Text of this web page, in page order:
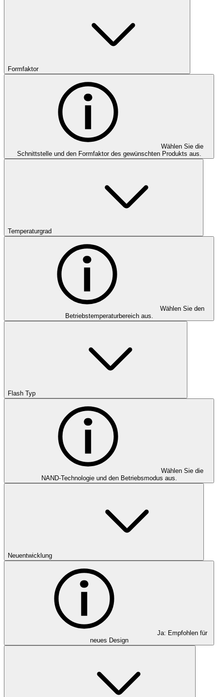
Formfaktor
Wählen Sie die
Schnittstelle und den Formfaktor des gewünschten Produkts aus.
Temperaturgrad
Wählen Sie den
Betriebstemperaturbereich aus.
Flash Typ
Wählen Sie die
NAND-Technologie und den Betriebsmodus aus.
Neuentwicklung
Ja: Empfohlen für
neues Design